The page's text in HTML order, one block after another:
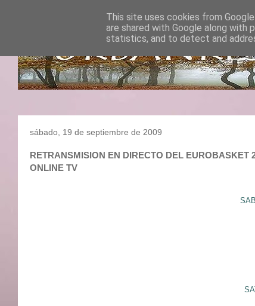
sábado, 19 de septiembre de 2009
RETRANSMISION EN DIRECTO DEL EUROBASKET
ONLINE TV
This site uses cookies from
are shared with Google along with
statistics, and to detect and